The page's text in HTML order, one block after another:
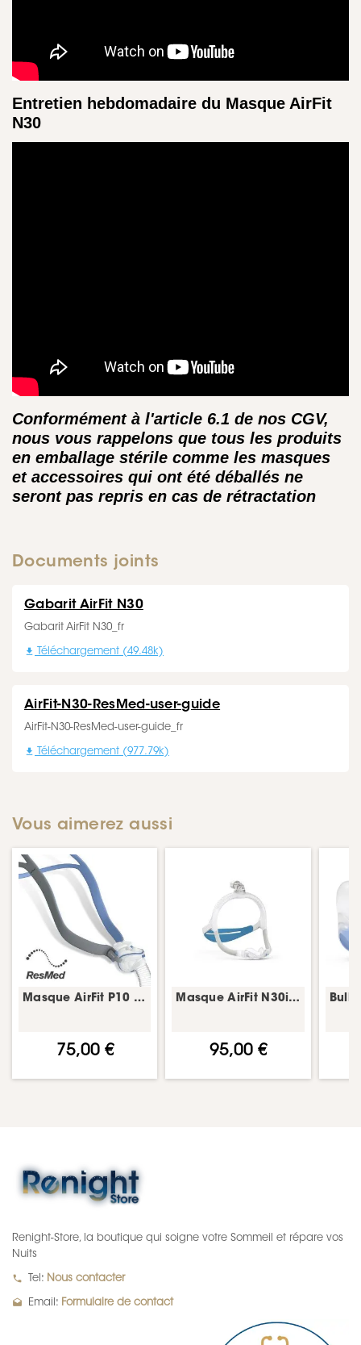
Entretien hebdomadaire du Masque AirFit
N30
Conformément à l'article 6.1 de nos CGV,
nous vous rappelons que tous les produits
en emballage stérile comme les masques
et accessoires qui ont été déballés ne
seront pas repris en cas de rétractation
Documents joints
Gabarit AirFit N30
Gabarit AirFit N30_fr
 Téléchargement (49.48k)
AirFit-N30-ResMed-user-guide
AirFit-N30-ResMed-user-guide_fr
 Téléchargement (977.79k)
Vous aimerez aussi
Masque AirFit P10 – PPC narinaire – ResMed
75,00 €
Masque AirFit N30i – PPC nasal – ResMed
95,00 €
Renight-Store, la boutique qui soigne votre Sommeil et répare vos
Nuits
local_phone Tel: Nous contacter
drafts Email: Formulaire de contact